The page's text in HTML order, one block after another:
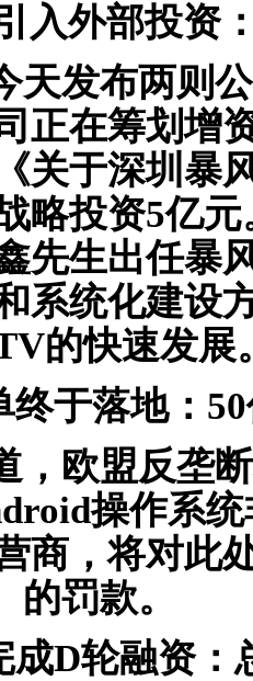
入外部投资
发布两则公
正在筹划增
关于深圳暴
略投资5亿
先生出任暴
系统化建设
的快速发展
终于落地：
欧盟反垄断
操作系
商，将对此
的罚款。
成D轮融资：